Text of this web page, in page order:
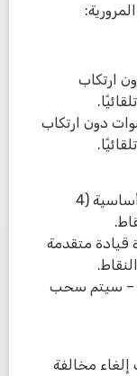
ارتكاب
4 سنوات دون ارتكاب
: حضور دورة قيادة أساسية (4
قيادة متقدمة
– سيتم سحب
مخالفة